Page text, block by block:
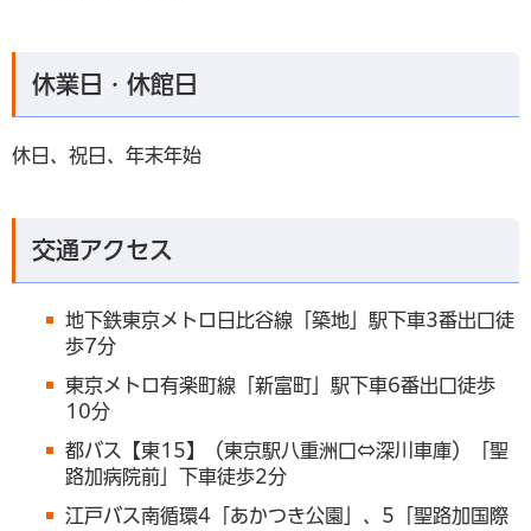
休業日・休館日
休日、祝日、年末年始
交通アクセス
地下鉄東京メトロ日比谷線「築地」駅下車3番出口徒
歩7分
東京メトロ有楽町線「新富町」駅下車6番出口徒歩
10分
都バス【東15】（東京駅八重洲口⇔深川車庫）「聖
路加病院前」下車徒歩2分
江戸バス南循環4「あかつき公園」、5「聖路加国際